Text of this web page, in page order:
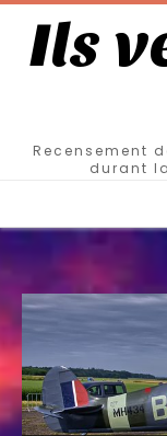
Ils
Recensement
durant